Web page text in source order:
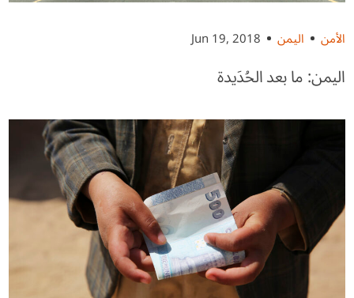
الأمن اليمن Jun 19, 2018
اليمن: ما بعد الحُدَيدة